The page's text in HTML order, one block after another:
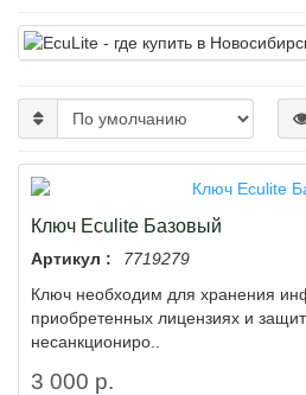
Ключ Eculite Базовый
Артикул :
7719279
Ключ необходим для хранения
приобретенных лицензиях и
несанкциониро..
3 000 р.